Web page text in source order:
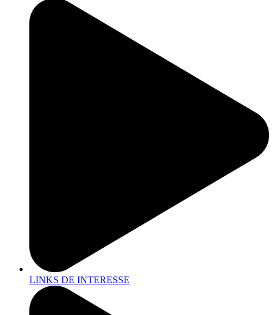
LINKS DE INTERESSE